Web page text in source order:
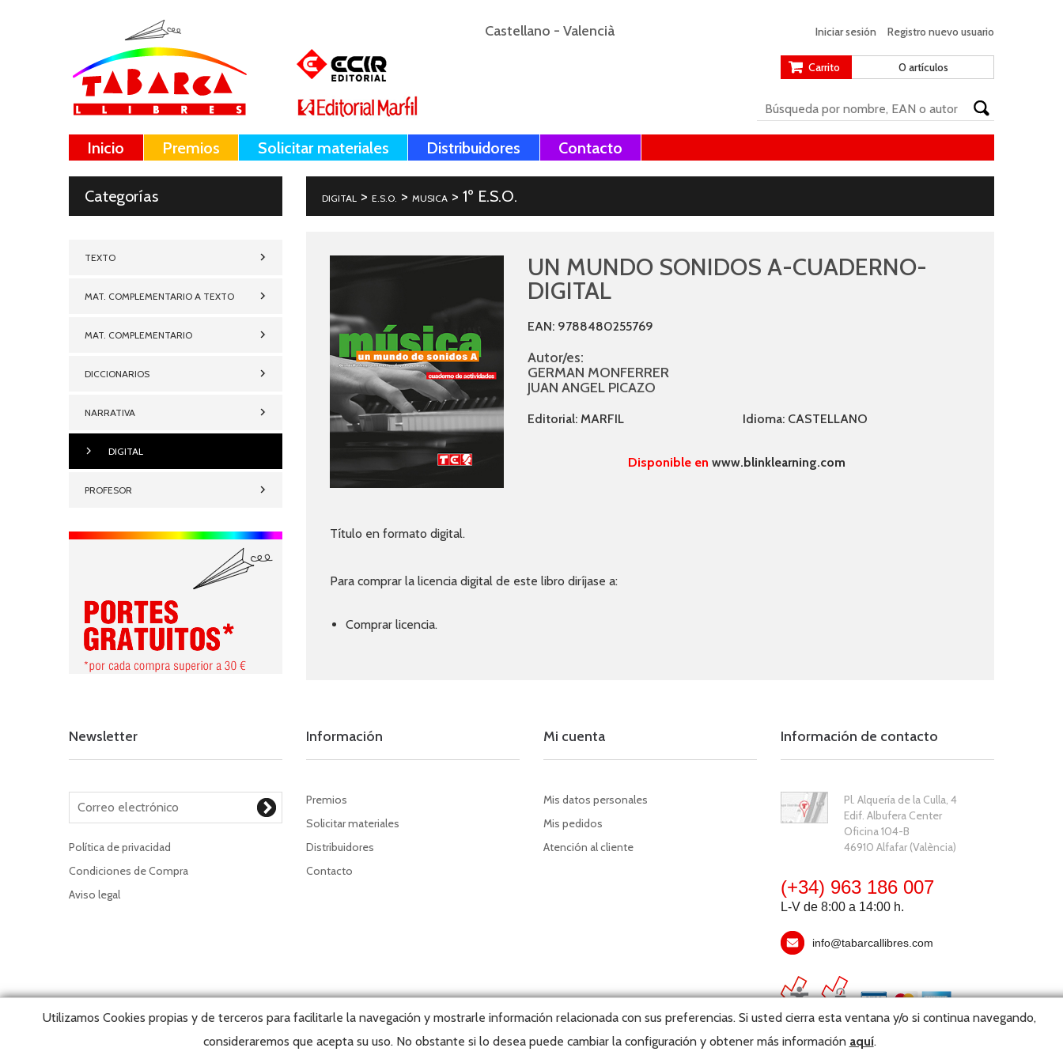
Utilizamos Cookies propias y de terceros para facilitarle la navegación y mostrarle información relacionada con sus preferencias. Si usted cierra esta ventana y/o si continua navegando,
consideraremos que acepta su uso. No obstante si lo desea puede cambiar la configuración y obtener más información aquí.
Castellano - Valencià Iniciar sesión Registro nuevo usuario
Carrito 0 artículos
Inicio Premios Solicitar materiales Distribuidores Contacto
Categorías
TEXTO
MAT. COMPLEMENTARIO A TEXTO
MAT. COMPLEMENTARIO
DICCIONARIOS
NARRATIVA
DIGITAL
PROFESOR
DIGITAL >E.S.O. >MUSICA > 1º E.S.O.
UN MUNDO SONIDOS A-CUADERNO-
DIGITAL
EAN: 9788480255769
Autor/es:
GERMAN MONFERRER
JUAN ANGEL PICAZO
Editorial: MARFIL Idioma: CASTELLANO
Disponible enwww.blinklearning.com
Título en formato digital.
Para comprar la licencia digital de este libro diríjase a:
Comprar licencia.
Newsletter
Política de privacidad
Condiciones de Compra
Aviso legal
Información
Premios
Solicitar materiales
Distribuidores
Contacto
Mi cuenta
Mis datos personales
Mis pedidos
Atención al cliente
Información de contacto
Pl. Alquería de la Culla, 4
Edif. Albufera Center
Oficina 104-B
46910 Alfafar (València)
(+34) 963 186 007
L-V de 8:00 a 14:00 h.
info@tabarcallibres.com